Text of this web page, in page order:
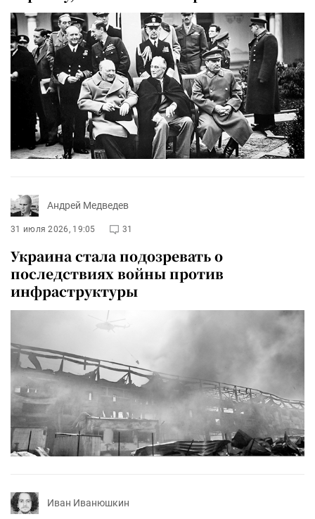
Андрей Медведев
31 июля 2026, 19:05 31
Украина стала подозревать о
последствиях войны против
инфраструктуры
Иван Иванюшкин